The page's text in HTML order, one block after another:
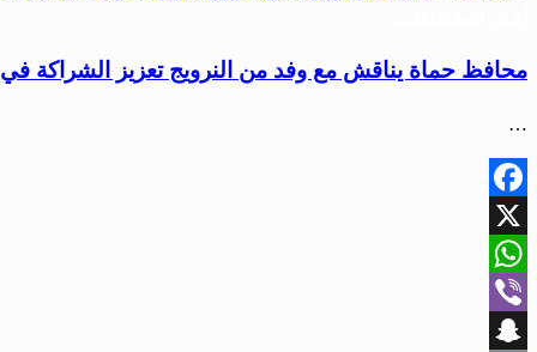
محافظ حماة يناقش مع وفد من النرويج تعزيز الشراكة في
…
Facebook
X
WhatsApp
Viber